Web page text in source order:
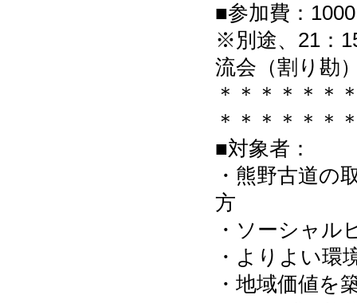
■参加費：
※別途、21：
流会（割り勘
＊＊＊＊＊＊
＊＊＊＊＊＊
■対象者：
・熊野古道の
方
・ソーシャル
・よりよい環
・地域価値を